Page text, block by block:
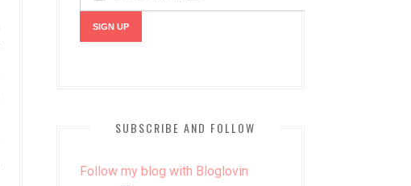
SUBSCRIBE AND FOLLOW
Follow my blog with Bloglovin